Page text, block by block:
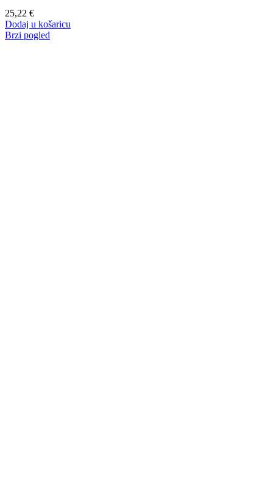
25,22 €
Dodaj u košaricu
Brzi pogled